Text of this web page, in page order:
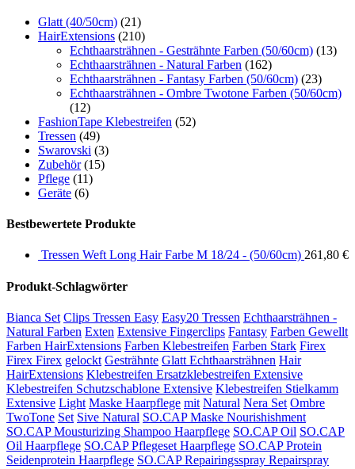
Glatt (40/50cm) (21)
HairExtensions (210)
Echthaarsträhnen - Gesträhnte Farben (50/60cm) (13)
Echthaarsträhnen - Natural Farben (162)
Echthaarsträhnen - Fantasy Farben (50/60cm) (23)
Echthaarsträhnen - Ombre Twotone Farben (50/60cm)
(12)
FashionTape Klebestreifen (52)
Tressen (49)
Swarovski (3)
Zubehör (15)
Pflege (11)
Geräte (6)
Bestbewertete Produkte
Tressen Weft Long Hair Farbe M 18/24 - (50/60cm) 261,80 €
Produkt-Schlagwörter
Bianca Set Clips Tressen Easy Easy20 Tressen Echthaarsträhnen -
Natural Farben Exten Extensive Fingerclips Fantasy Farben Gewellt
Farben HairExtensions Farben Klebestreifen Farben Stark Firex
Firex Firex gelockt Gesträhnte Glatt Echthaarsträhnen Hair
HairExtensions Klebestreifen Ersatzklebestreifen Extensive
Klebestreifen Schutzschablone Extensive Klebestreifen Stielkamm
Extensive Light Maske Haarpflege mit Natural Nera Set Ombre
TwoTone Set Sive Natural SO.CAP Maske Nourishishment
SO.CAP Mousturizing Shampoo Haarpflege SO.CAP Oil SO.CAP
Oil Haarpflege SO.CAP Pflegeset Haarpflege SO.CAP Protein
Seidenprotein Haarpflege SO.CAP Repairingsspray Repairspray